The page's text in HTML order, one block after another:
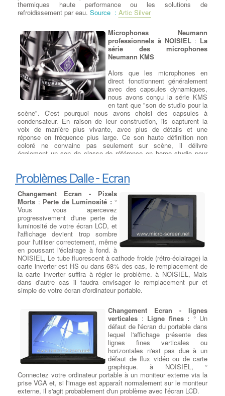
fabricants d'ordinateurs portables peuvent utiliser plus qu'un seul
type d'écran diffèrent pour un mêmemodèle d'ordinateur
LCD publie de nouveaux modèles tous les 3-6 mois et votre
écran d'origine peuvent être dépassés techniquement ou bien ne
plus être disponible. Il existe des
modèles d'écrans plus
récentssur le marché et ils auront une meilleure paramètres
électriques et optiques, ce qui permettra quand même la remise
en état de votre ordinateur portable.
:Devis Réparateur Ordi
Portable
thermiques haute performance ou les solutions de
refroidissement par eau. Source : Artic Silver
Microphones Neumann
professionnels à NOISIEL: La
série des microphones
Neumann KMS
Alors que les microphones en
direct fonctionnent généralement
avec des capsules dynamiques,
nous avons conçu la série KMS
en tant que "son de studio pour la
scène". C'est pourquoi nous avons choisi des capsules à
condensateur. En raison de leur construction, ils capturent la
voix de manière plus vivante, avec plus de détails et une
réponse en fréquence plus large. Ce son haute définition non
coloré ne convainc pas seulement sur scène, il délivre
également un son de classe de référence en home studio pour
Trois versions pour une solution sur mesure
Le KMS 104 et le KMS 104 plus ont un motif cardioïde qui
atténue parfaitement le son de l'arrière; Le KMS 104 plus dispose
d'une gamme de graves plus importante et est spécialement
optimisé pour les voix féminines de rock et de pop. Le modèle
supercardioïde du KMS 105 atténue le son sur les côtés et à
l’arrière, ce qui le rend parfaitement adapté aux environnements
de scène bruyants. Toutes les versions partagent une réponse
hors axe remarquablement non colorée - un grand avantage, en
particulier pour la surveillance intra-auriculaire sur scène.Source
:Neumann-Berlin
NOISIEL:Soyez plus productif
avec le tout-en-un: Lorsque
l'espace vous oblige à regrouper
vos outils bureautiques, rien de
comparable à l'imprimante tout-
en-un HP Color LaserJet Pro MFP
M180nw . à NOISIEL Bien qu'elle
offre une variété de fonctions, elle
est également l’une des meilleures imprimantes laser pour les
petites entreprises. Ce modèle vous permet d’imprimer jusqu’à
17 pages par minute, de copier tout document couleur ou noir et
Problèmes Dalle - Ecran
Changement Ecran - Pixels
Morts : Perte de Luminosité : °
Vous vous apercevez
progressivement d'une perte de
luminosité de votre écran LCD, et
l'affichage devient trop sombre
pour l'utiliser correctement, même
en poussant l'éclairage à fond. à
NOISIEL, Le tube fluorescent à cathode froide (rétro-éclairage) la
carte inverter est HS ou dans 68% des cas, le remplacement de
la carte inverter suffira à régler le problème. à NOISIEL, Mais
dans d'autre cas il faudra envisager le remplacement pur et
simple de votre écran d'ordinateur portable.
Changement Ecran - lignes
verticales : Ligne fines : ° Un
défaut de l'écran du portable dans
lequel l'affichage présente des
lignes fines verticales ou
horizontales n'est pas due à un
défaut de flux vidéo ou de carte
graphique. à NOISIEL, °
Connectez votre ordinateur portable à un moniteur externe via la
prise VGA et, si l'image est apparaît normalement sur le moniteur
externe, il s'agit probablement d'un problème avec l'écran LCD.